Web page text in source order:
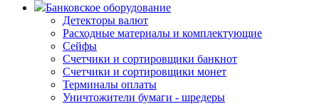
Банковское оборудование
Детекторы валют
Расходные материалы и комплектующие
Сейфы
Счетчики и сортировщики банкнот
Счетчики и сортировщики монет
Терминалы оплаты
Уничтожители бумаги - шредеры